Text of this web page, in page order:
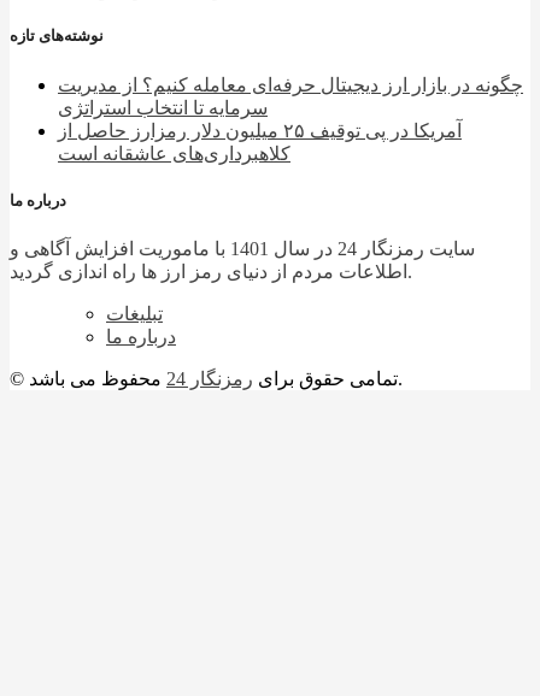
نوشته‌های تازه
چگونه در بازار ارز دیجیتال حرفه‌ای معامله کنیم؟ از مدیریت
سرمایه تا انتخاب استراتژی
آمریکا در پی توقیف ۲۵ میلیون دلار رمزارز حاصل از
کلاهبرداری‌های عاشقانه است
درباره ما
سایت رمزنگار 24 در سال 1401 با ماموریت افزایش آگاهی و
اطلاعات مردم از دنیای رمز ارز ها راه اندازی گردید.
تبلیغات
درباره ما
© تمامی حقوق برای رمزنگار 24 محفوظ می باشد.